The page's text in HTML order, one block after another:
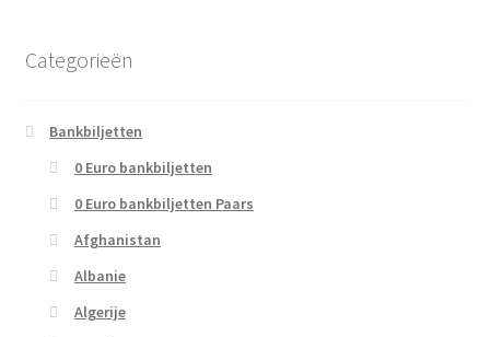
Categorieën
Bankbiljetten
0 Euro bankbiljetten
0 Euro bankbiljetten Paars
Afghanistan
Albanie
Algerije